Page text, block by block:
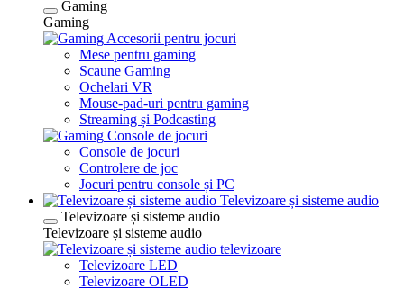
Gaming
Gaming
Accesorii pentru jocuri
Mese pentru gaming
Scaune Gaming
Ochelari VR
Mouse-pad-uri pentru gaming
Streaming și Podcasting
Console de jocuri
Console de jocuri
Controlere de joc
Jocuri pentru console și PC
Televizoare și sisteme audio
Televizoare și sisteme audio
Televizoare și sisteme audio
televizoare
Televizoare LED
Televizoare OLED